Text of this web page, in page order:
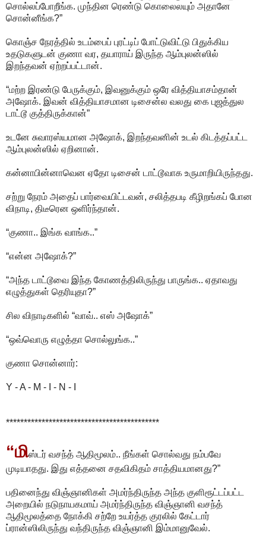
சொல்லப்போறீங்க. முந்தின ரெண்டு கொலைலயும் அதானே
சொன்னீங்க?”
கொஞ்ச நேரத்தில் உடம்பைப் புரட்டிப் போட்டுவிட்டு பிதுக்கிய
உதடுகளுடன் குணா வர, தயாராய் இருந்த ஆம்புலன்ஸில்
இறந்தவன் ஏற்றப்பட்டான்.
“மற்ற இரண்டு பேருக்கும், இவனுக்கும் ஒரே வித்தியாசம்தான்
அஷோக். இவன் வித்தியாசமான டிசைன்ல வலது கை புஜத்துல
டாட்டூ குத்திருக்கான்”
உடனே சுவாரஸ்யமான அஷோக், இறந்தவனின் உடல் கிடத்தப்பட்ட
ஆம்புலன்ஸில் ஏறினான்.
கன்னாபின்னாவென ஏதோ டிசைன் டாட்டூவாக உருமாறியிருந்தது.
சற்று நேரம் அதைப் பார்வையிட்டவன், சலித்தபடி கீழிறங்கப் போன
விநாடி, திடீரென ஒளிர்ந்தான்.
“குணா.. இங்க வாங்க..”
“என்ன அஷோக்?”
“அந்த டாட்டூவை இந்த கோணத்திலிருந்து பாருங்க.. ஏதாவது
எழுத்துகள் தெரியுதா?”
சில விநாடிகளில் “வாவ்.. எஸ் அஷோக்”
“ஒவ்வொரு எழுத்தா சொல்லுங்க..”
குணா சொன்னார்:
Y - A - M - I - N - I
*******************************************
“மிஸ்டர் வசந்த் ஆதிமூலம்.. நீங்கள் சொல்வது நம்பவே
முடியாதது. இது எத்தனை சதவிகிதம் சாத்தியமானது?”
பதினைந்து விஞ்ஞானிகள் அமர்ந்திருந்த அந்த குளிரூட்டப்பட்ட
அறையில் நடுநாயகமாய் அமர்ந்திருந்த விஞ்ஞானி வசந்த்
ஆதிமூலத்தை நோக்கி சற்றே உயர்த்த குரலில் கேட்டார்
ப்ரான்ஸிலிருந்து வந்திருந்த விஞ்ஞானி இம்மானுவேல்.